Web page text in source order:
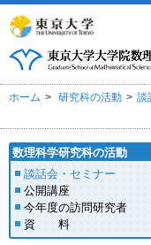
ホーム 研究科の活動 談
数理科学研究科の活動
談話会・セミナー
公開講座
今年度の訪問研究者
資 料